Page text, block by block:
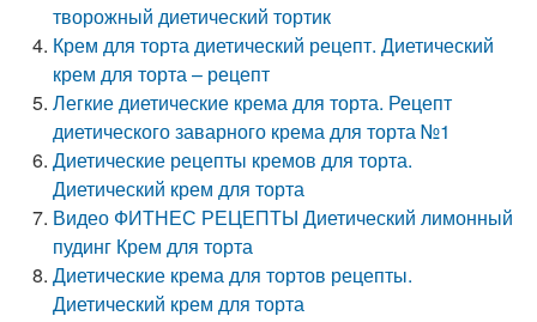
творожный диетический тортик
Крем для торта диетический рецепт. Диетический
крем для торта – рецепт
Легкие диетические крема для торта. Рецепт
диетического заварного крема для торта №1
Диетические рецепты кремов для торта.
Диетический крем для торта
Видео ФИТНЕС РЕЦЕПТЫ Диетический лимонный
пудинг Крем для торта
Диетические крема для тортов рецепты.
Диетический крем для торта